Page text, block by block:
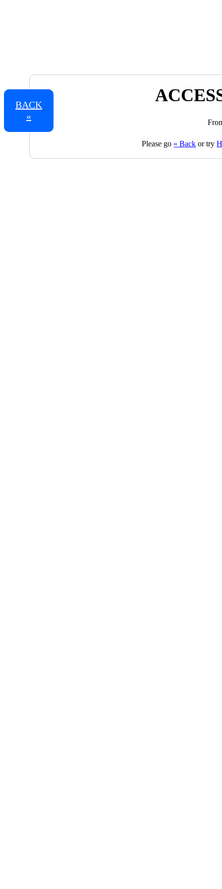
BACK
«
Please go « Back or try